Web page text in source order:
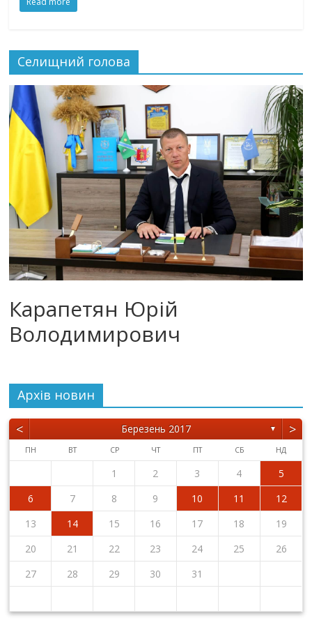
Селищний голова
Карапетян Юрій
Володимирович
Архiв новин
< Березень 2017 ▼ >
ПН ВТ СР ЧТ ПТ СБ НД
1 2 3 4
5
6
7 8 9 10 11
12
13
14 15 16 17 18
19
20
21 22 23 24 25
26
27
28 29 30 31